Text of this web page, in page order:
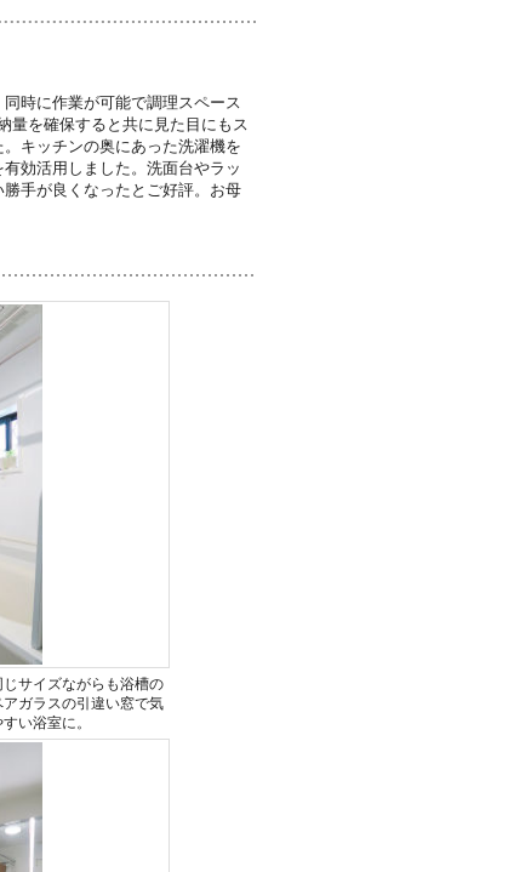
時に作業が可能で調理スペース
量を確保すると共に見た目にもス
キッチンの奥にあった洗濯機を
効活用しました。洗面台やラッ
手が良くなったとご好評。お母
サイズながらも浴槽の
ガラスの引違い窓で気
い浴室に。